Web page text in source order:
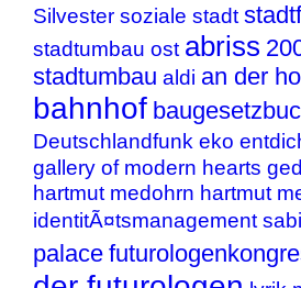
Silvester soziale stadt
stadtumbau ost abriss
stadtumbau aldi an der
bahnhof
Deutschlandfunk eko
gallery of modern hearts
hartmut medohrn hartmut
identitÃ¤tsmanagement
palace